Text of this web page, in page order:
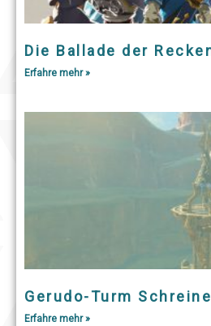
Die Ballade der
Erfahre mehr »
Gerudo-Turm Schreine
Erfahre mehr »